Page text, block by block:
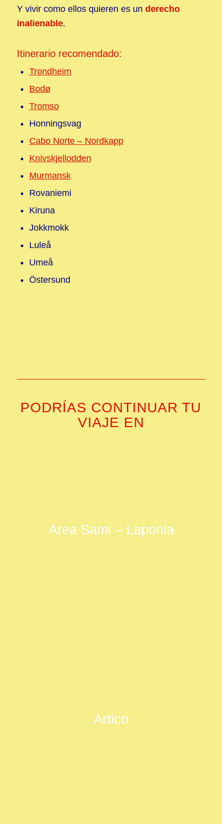
Y vivir como ellos quieren es un derecho
inalienable.
Itinerario recomendado:
Trondheim
Bodø
Tromso
Honningsvag
Cabo Norte – Nordkapp
Knivskjellodden
Murmansk
Rovaniemi
Kiruna
Jokkmokk
Luleå
Umeå
Östersund
PODRÍAS CONTINUAR TU
VIAJE EN
Area Sami – Laponia
Artico